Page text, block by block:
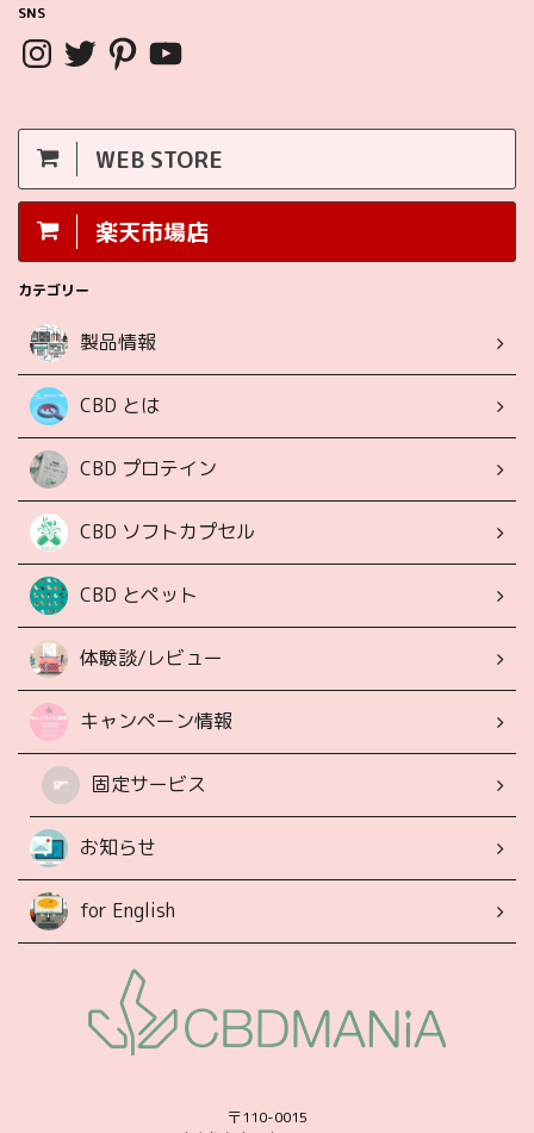
SNS
WEB STORE
楽天市場店
カテゴリー
製品情報
CBD とは
CBD プロテイン
CBD ソフトカプセル
CBD とペット
体験談/レビュー
キャンペーン情報
固定サービス
お知らせ
for English
〒110-0015